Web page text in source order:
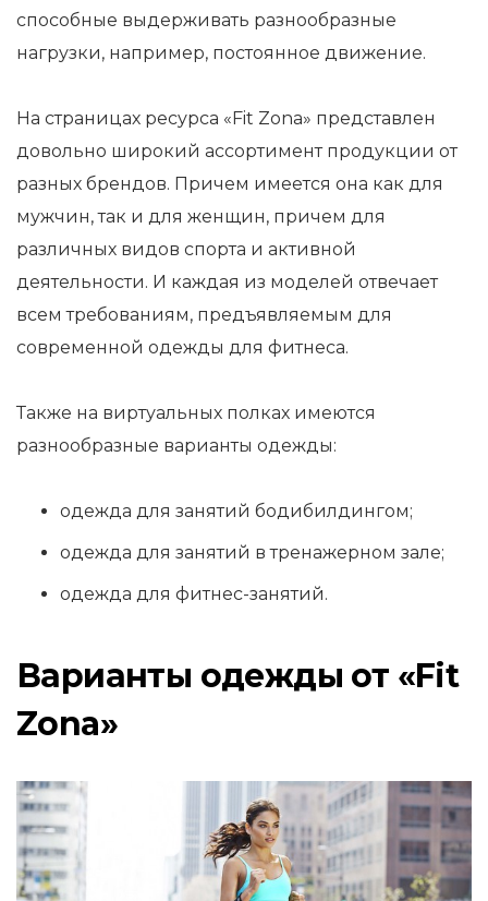
способные выдерживать разнообразные
нагрузки, например, постоянное движение.
На страницах ресурса «Fit Zona» представлен
довольно широкий ассортимент продукции от
разных брендов. Причем имеется она как для
мужчин, так и для женщин, причем для
различных видов спорта и активной
деятельности. И каждая из моделей отвечает
всем требованиям, предъявляемым для
современной одежды для фитнеса.
Также на виртуальных полках имеются
разнообразные варианты одежды:
одежда для занятий бодибилдингом;
одежда для занятий в тренажерном зале;
одежда для фитнес-занятий.
Варианты одежды от «Fit
Zona»